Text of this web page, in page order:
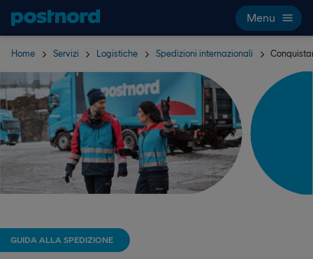
Hoppa över navigering och sök
Menu
Home Servizi Logistiche Spedizioni internazionali
GUIDA ALLA SPEDIZIONE